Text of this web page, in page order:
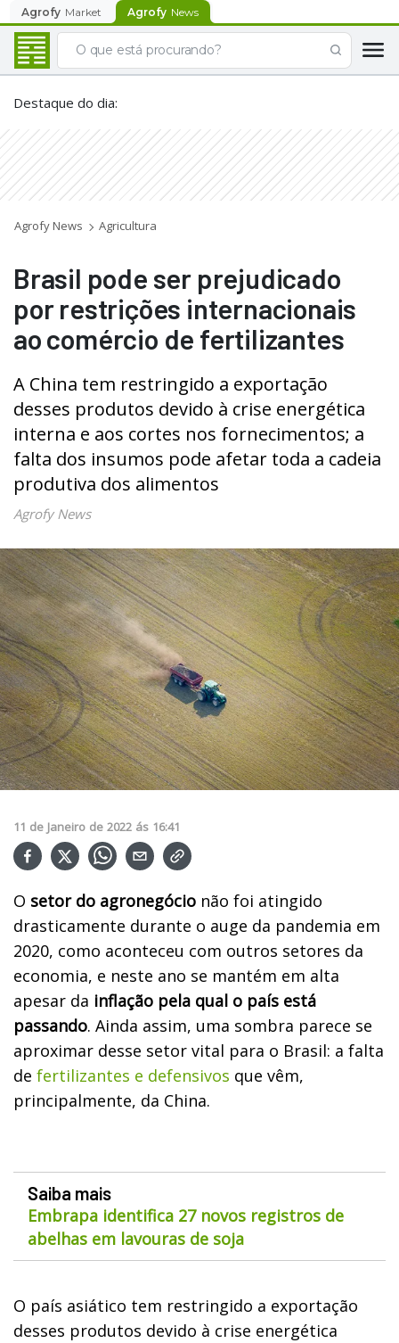
Agrofy Market Agrofy News
Destaque do dia:
Agrofy News Agricultura
Brasil pode ser prejudicado
por restrições internacionais
ao comércio de fertilizantes
A China tem restringido a exportação
desses produtos devido à crise energética
interna e aos cortes nos fornecimentos; a
falta dos insumos pode afetar toda a cadeia
produtiva dos alimentos
Agrofy News
11 de Janeiro de 2022 ás 16:41
O setor do agronegócio não foi atingido
drasticamente durante o auge da pandemia em
2020, como aconteceu com outros setores da
economia, e neste ano se mantém em alta
apesar da inflação pela qual o país está
passando. Ainda assim, uma sombra parece se
aproximar desse setor vital para o Brasil: a falta
de fertilizantes e defensivos que vêm,
principalmente, da China.
Saiba mais
Embrapa identifica 27 novos registros de
abelhas em lavouras de soja
O país asiático tem restringido a exportação
desses produtos devido à crise energética